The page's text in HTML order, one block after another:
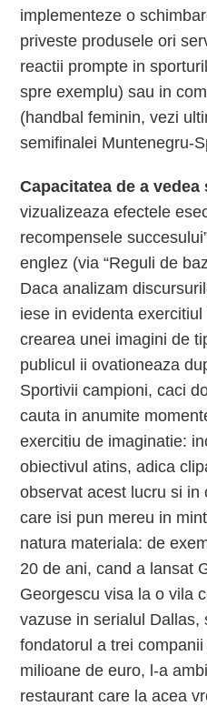
implementeze o
priveste produsele ori
reactii prompte in
spre exemplu) sau in
(handbal feminin, vezi
semifinalei Muntenegru-
Capacitatea de a vedea
vizualizeaza efectele
recompensele
englez (via “Reguli de
Daca analizam
iese in evidenta
crearea unei imagini de
publicul ii ovationeaza
Sportivii campioni, caci
cauta in anumite
exercitiu de imaginatie:
obiectivul atins, adica
observat acest lucru si in
care isi pun mereu in
natura materiala: de
20 de ani, cand a lansat
Georgescu visa la o vila
vazuse in serialul Dallas,
fondatorul a trei
milioane de euro, l-a
restaurant care la acea